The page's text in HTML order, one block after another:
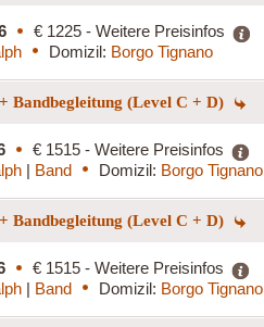
€ 1225 - Weitere Preisinfos
Domizil: Borgo Tignano
Bandbegleitung (Level C + D)
€ 1515 - Weitere Preisinfos
| Band Domizil: Borgo Tignano
Bandbegleitung (Level C + D)
€ 1515 - Weitere Preisinfos
| Band Domizil: Borgo Tignano